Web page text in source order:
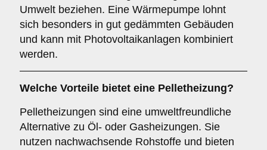
Umwelt beziehen. Eine Wärmepumpe lohnt
sich besonders in gut gedämmten Gebäuden
und kann mit Photovoltaikanlagen kombiniert
werden.
Welche Vorteile bietet eine Pelletheizung?
Pelletheizungen sind eine umweltfreundliche
Alternative zu Öl- oder Gasheizungen. Sie
nutzen nachwachsende Rohstoffe und bieten